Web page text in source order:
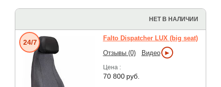
НЕТ В НАЛИЧИИ
Falto Dispatcher LUX (big seat)
Отзывы (0)
Видео ►
Цена :
70 800 руб.
24/7